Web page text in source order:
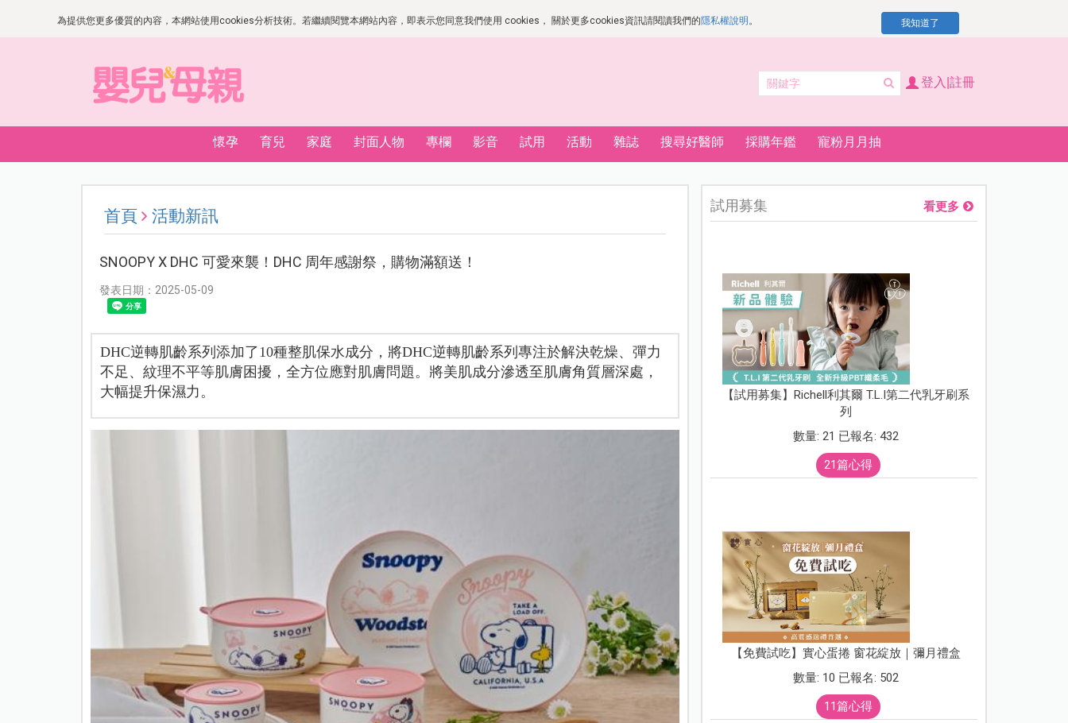
為提供您更多優質的內容，本網站使用cookies分析技術。若繼續閱覽本網站內容，即表示您同意我們使用 cookies， 關於更多cookies資訊請閱讀我們的隱私權說明 。 我知道了
登入|註冊
懷孕 育兒 家庭 封面人物 專欄 影音 試用 活動 雜誌 搜尋好醫師 採購年鑑 寵粉月月抽
首頁 活動新訊
SNOOPY X DHC 可愛來襲！DHC 周年感謝祭，購物滿額送！
發表日期：2025-05-09
DHC逆轉肌齡系列添加了10種整肌保水成分，將DHC逆轉肌齡系列專注於解決乾燥、彈力
不足、紋理不平等肌膚困擾，全方位應對肌膚問題。將美肌成分滲透至肌膚角質層深處，
大幅提升保濕力。
試用募集 看更多
【試用募集】Richell利其爾 T.L.I第二代乳牙刷系
列
數量: 21 已報名: 432
21篇心得
【免費試吃】實心蛋捲 窗花綻放｜彌月禮盒
數量: 10 已報名: 502
11篇心得